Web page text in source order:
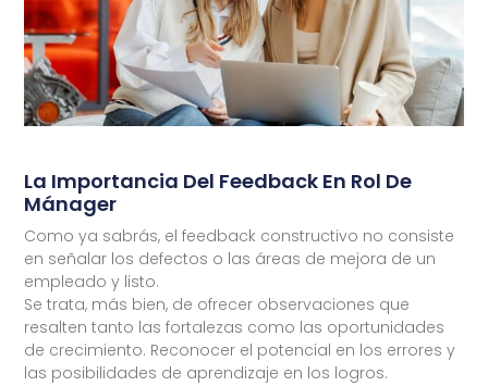
La Importancia Del Feedback En Rol De
Mánager
Como ya sabrás, el feedback constructivo no consiste
en señalar los defectos o las áreas de mejora de un
empleado y listo.
Se trata, más bien, de ofrecer observaciones que
resalten tanto las fortalezas como las oportunidades
de crecimiento. Reconocer el potencial en los errores y
las posibilidades de aprendizaje en los logros.